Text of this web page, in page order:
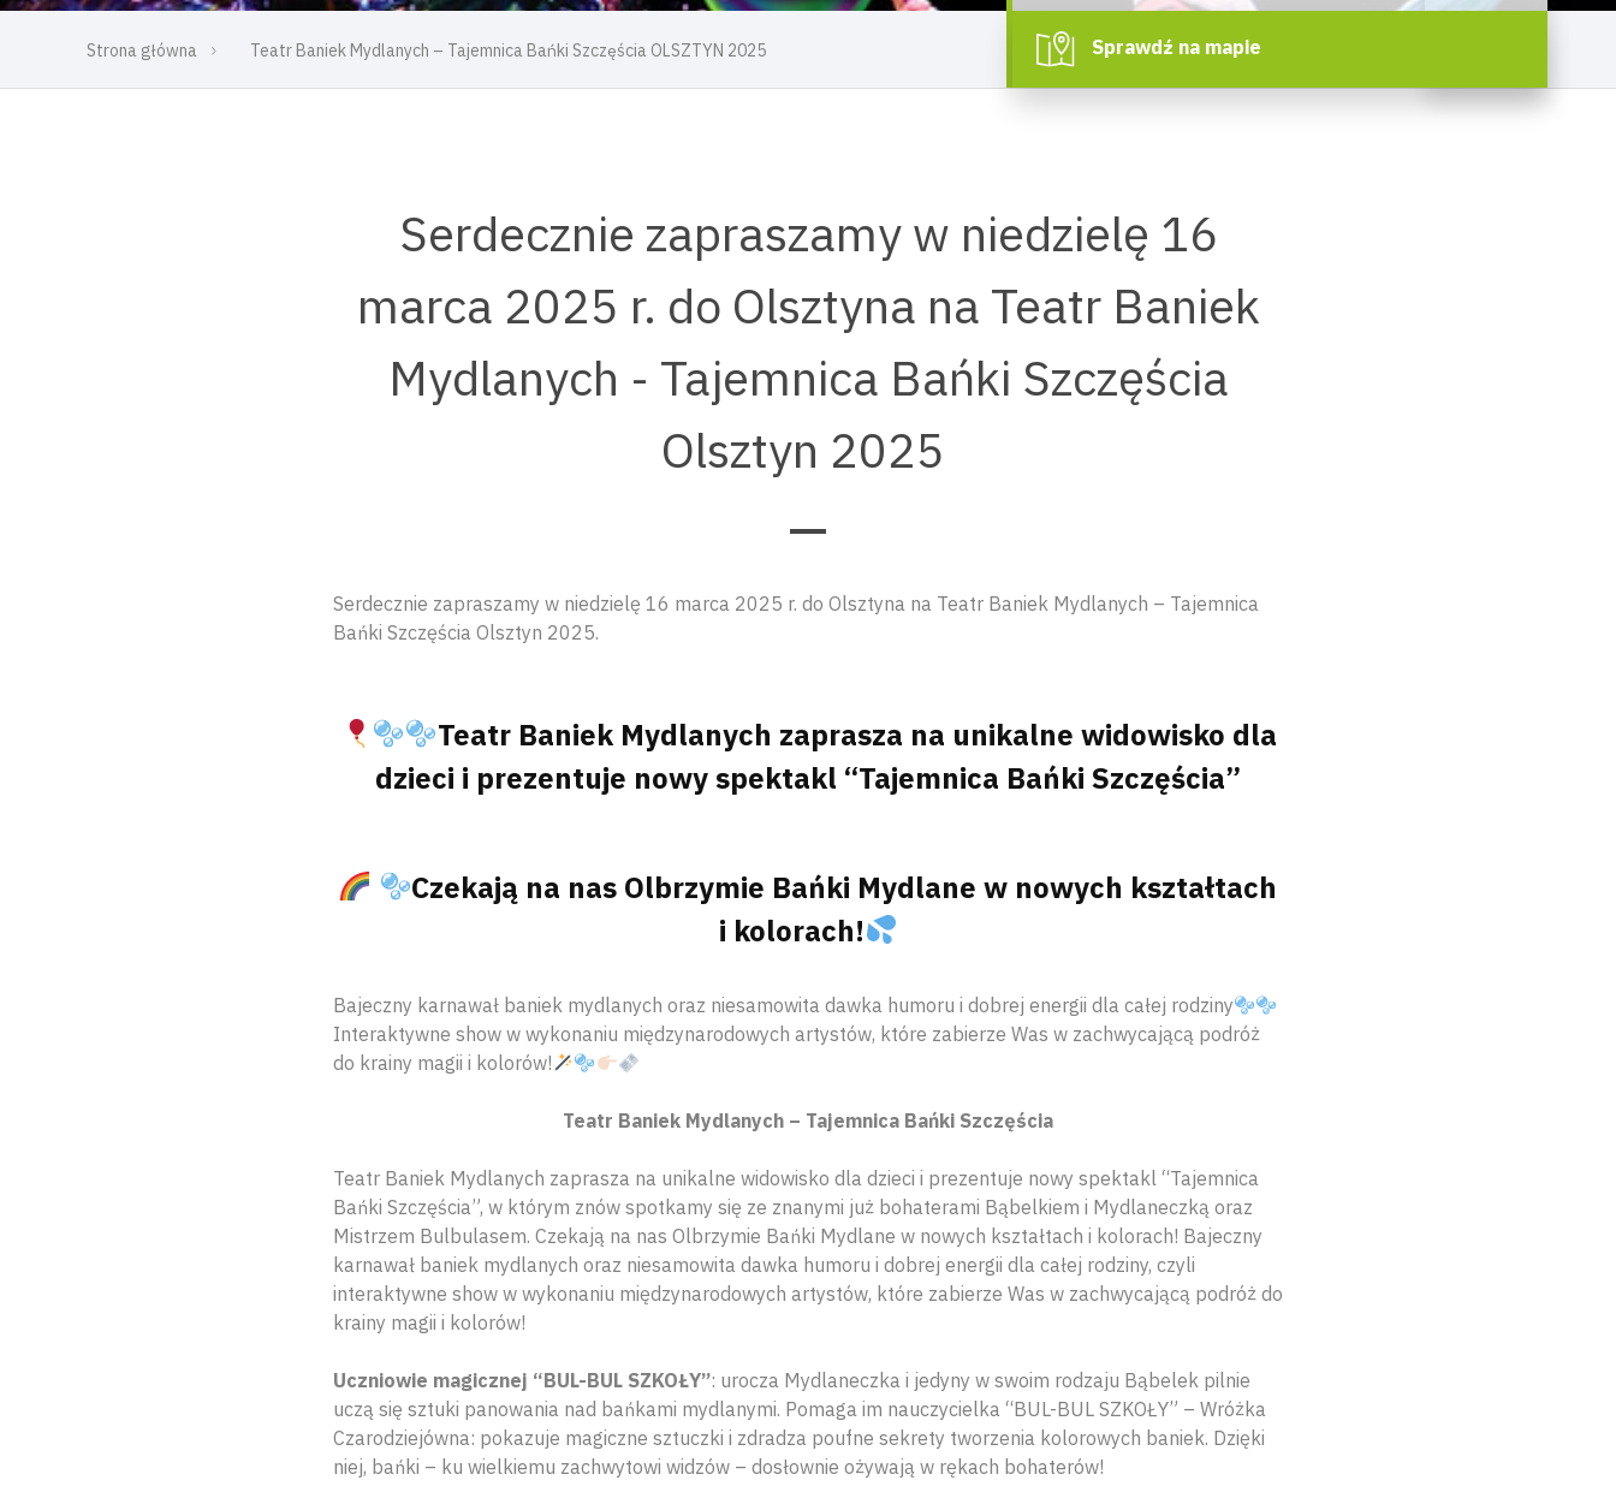
Strona główna Teatr Baniek Mydlanych – Tajemnica Bańki Szczęścia OLSZTYN 2025 Sprawdź na mapie
Serdecznie zapraszamy w niedzielę 16
marca 2025 r. do Olsztyna na Teatr Baniek
Mydlanych - Tajemnica Bańki Szczęścia
Olsztyn 2025
Serdecznie zapraszamy w niedzielę 16 marca 2025 r. do Olsztyna na Teatr Baniek Mydlanych – Tajemnica
Bańki Szczęścia Olsztyn 2025.
Teatr Baniek Mydlanych zaprasza na unikalne widowisko dla
dzieci i prezentuje nowy spektakl “Tajemnica Bańki Szczęścia”
Czekają na nas Olbrzymie Bańki Mydlane w nowych kształtach
i kolorach!
Bajeczny karnawał baniek mydlanych oraz niesamowita dawka humoru i dobrej energii dla całej rodziny
Interaktywne show w wykonaniu międzynarodowych artystów, które zabierze Was w zachwycającą podróż
do krainy magii i kolorów!
Teatr Baniek Mydlanych – Tajemnica Bańki Szczęścia
Teatr Baniek Mydlanych zaprasza na unikalne widowisko dla dzieci i prezentuje nowy spektakl “Tajemnica
Bańki Szczęścia”, w którym znów spotkamy się ze znanymi już bohaterami Bąbelkiem i Mydlaneczką oraz
Mistrzem Bulbulasem. Czekają na nas Olbrzymie Bańki Mydlane w nowych kształtach i kolorach! Bajeczny
karnawał baniek mydlanych oraz niesamowita dawka humoru i dobrej energii dla całej rodziny, czyli
interaktywne show w wykonaniu międzynarodowych artystów, które zabierze Was w zachwycającą podróż do
krainy magii i kolorów!
Uczniowie magicznej “BUL-BUL SZKOŁY”: urocza Mydlaneczka i jedyny w swoim rodzaju Bąbelek pilnie
uczą się sztuki panowania nad bańkami mydlanymi. Pomaga im nauczycielka “BUL-BUL SZKOŁY” – Wróżka
Czarodziejówna: pokazuje magiczne sztuczki i zdradza poufne sekrety tworzenia kolorowych baniek. Dzięki
niej, bańki – ku wielkiemu zachwytowi widzów – dosłownie ożywają w rękach bohaterów!